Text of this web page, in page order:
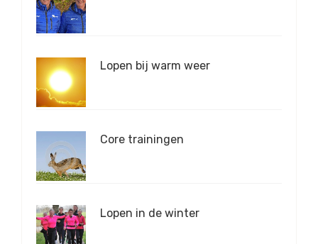
Lopen bij warm weer
Core trainingen
Lopen in de winter